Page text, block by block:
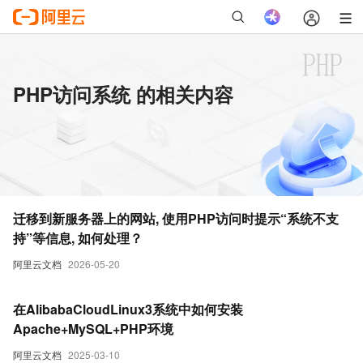
PHP访问系统 的相关内容
阿里云文档 2026-05-20
迁移到新服务器上的网站, 使用PHP访问时提示“系统不支
持”等信息, 如何处理？
阿里云文档 2025-03-10
在AlibabaCloudLinux3系统中如何安装
Apache+MySQL+PHP环境